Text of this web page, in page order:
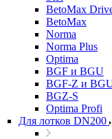
BetoMax
BetoMax
Norma
Norma Plus
Optima
BGF и BGU
BGF-Z и
BGZ-S
Optima Profi
Для лотков DN200